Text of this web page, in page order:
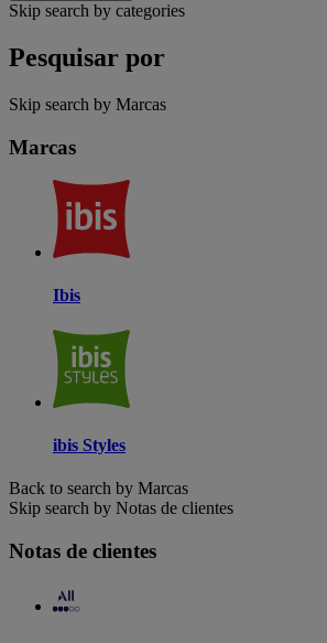
Skip search by categories
Pesquisar por
Skip search by Marcas
Marcas
Ibis
ibis Styles
Back to search by Marcas
Skip search by Notas de clientes
Notas de clientes